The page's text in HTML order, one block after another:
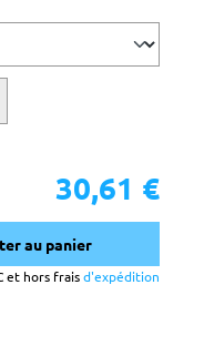
30,61 €
au panier
et hors fraisd'expédition